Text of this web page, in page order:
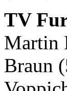
TV
Martin
Braun